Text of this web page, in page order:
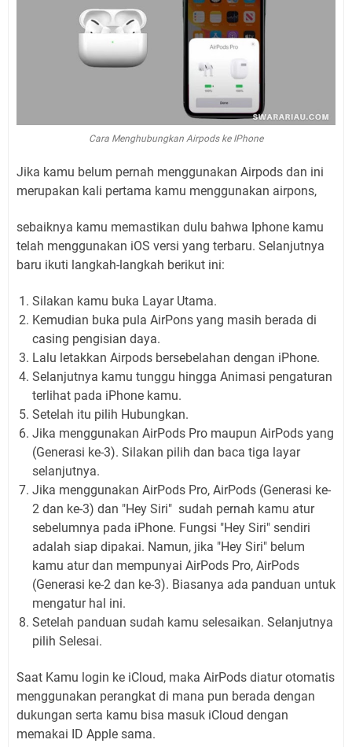
Cara Menghubungkan Airpods ke IPhone
Jika kamu belum pernah menggunakan Airpods dan ini
merupakan kali pertama kamu menggunakan airpons,
sebaiknya kamu memastikan dulu bahwa Iphone kamu
telah menggunakan iOS versi yang terbaru. Selanjutnya
baru ikuti langkah-langkah berikut ini:
Silakan kamu buka Layar Utama.
Kemudian buka pula AirPons yang masih berada di
casing pengisian daya.
Lalu letakkan Airpods bersebelahan dengan iPhone.
Selanjutnya kamu tunggu hingga Animasi pengaturan
terlihat pada iPhone kamu.
Setelah itu pilih Hubungkan.
Jika menggunakan AirPods Pro maupun AirPods yang
(Generasi ke-3). Silakan pilih dan baca tiga layar
selanjutnya.
Jika menggunakan AirPods Pro, AirPods (Generasi ke-
2 dan ke-3) dan "Hey Siri" sudah pernah kamu atur
sebelumnya pada iPhone. Fungsi "Hey Siri" sendiri
adalah siap dipakai. Namun, jika "Hey Siri" belum
kamu atur dan mempunyai AirPods Pro, AirPods
(Generasi ke-2 dan ke-3). Biasanya ada panduan untuk
mengatur hal ini.
Setelah panduan sudah kamu selesaikan. Selanjutnya
pilih Selesai.
Saat Kamu login ke iCloud, maka AirPods diatur otomatis
menggunakan perangkat di mana pun berada dengan
dukungan serta kamu bisa masuk iCloud dengan
memakai ID Apple sama.